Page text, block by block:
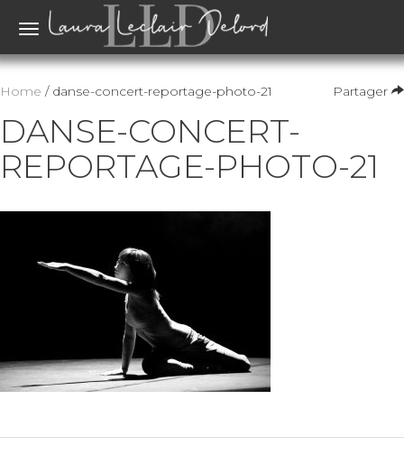
Toggle
Partager
Home / danse-concert-reportage-photo-21
DANSE-CONCERT-
REPORTAGE-PHOTO-21